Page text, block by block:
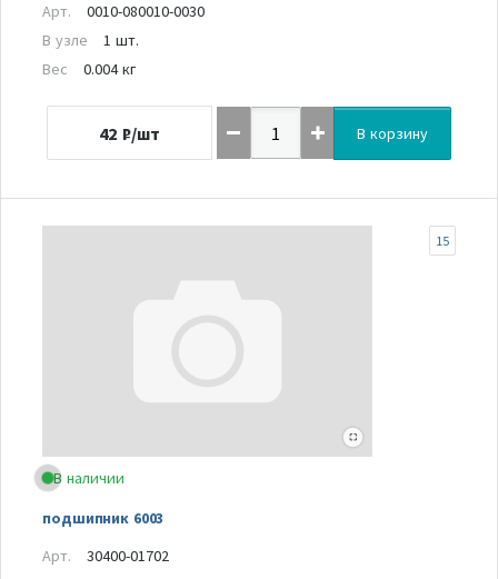
Арт.
0010-080010-0030
В узле
1 шт.
Вес
0.004 кг
42 ₽/шт В корзину
В наличии
подшипник 6003
15
Арт.
30400-01702